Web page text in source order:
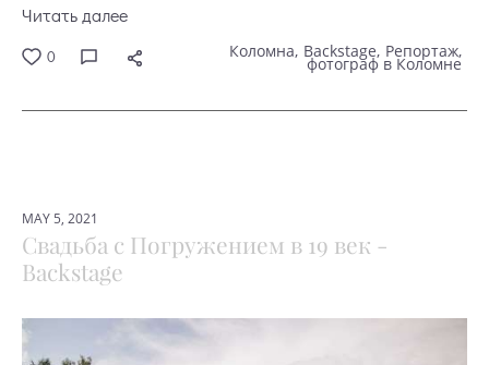
0 Коломна Backstage Репортаж
фотограф в Коломне
Читать далее
MAY 5, 2021
Свадьба с Погружением в 19 век -
Backstage